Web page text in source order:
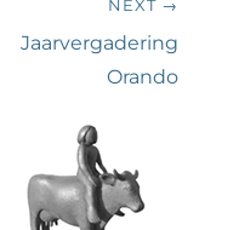
NEXT →
NextJaarvergadering
Orando